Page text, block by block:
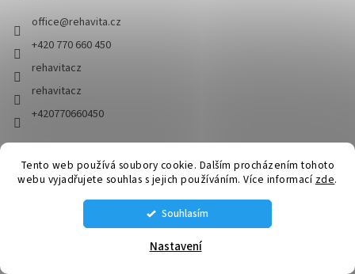
Tento web používá soubory cookie. Dalším procházením tohoto
webu vyjadřujete souhlas s jejich používáním. Více informací zde.
Souhlasím
Nastavení
office@rehavita.cz
+420 770 660 450
rehavitacz
rehavitacz
+420770660450
Vytvořil Shoptet
Copyright 2026 RehaVita.cz. Všechna práva vyhrazena.